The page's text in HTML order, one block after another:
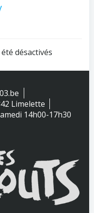
désactivés
Limelette
14h00-17h30